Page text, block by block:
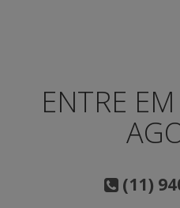
ENTRE
(11)